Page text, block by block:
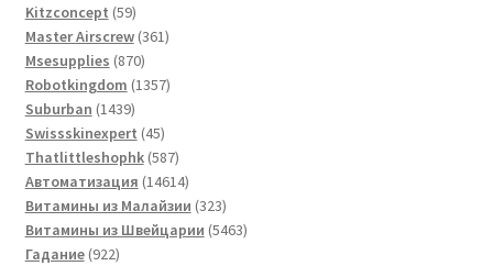
Kitzconcept 5959
товаров
Master Airscrew 361361
Msesupplies 870870
товаров
Robotkingdom 13571357
Suburban 14391439
товаров
Swissskinexpert 4545
товаров
Thatlittleshophk 587587
товаров
Автоматизация 1461414614
товаров
Витамины из Малайзии 323323
товара
Витамины из Швейцарии 54635463
Гадание 922922